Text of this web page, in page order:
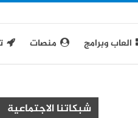
العاب وبرامج منصات
شبكاتنا الاجتماعية